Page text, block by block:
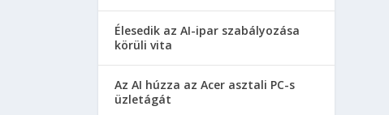
Élesedik az AI-ipar szabályozása
körüli vita
Az AI húzza az Acer asztali PC-s
üzletágát